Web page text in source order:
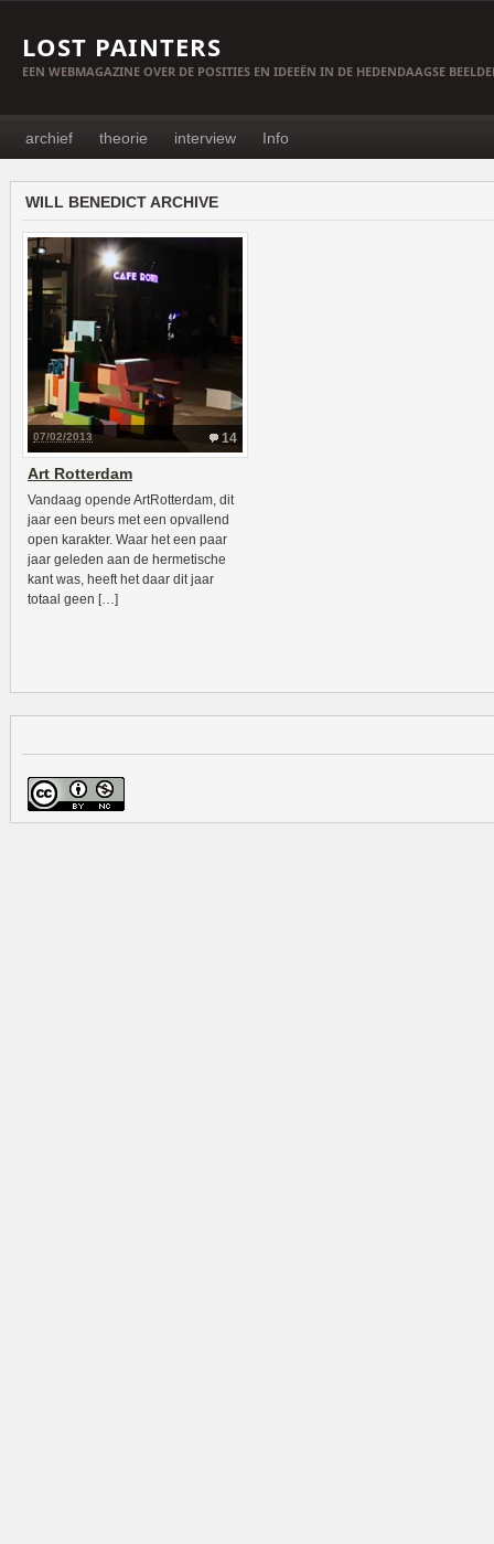
LOST PAINTERS
EEN WEBMAGAZINE OVER DE POSITIES EN IDEEËN IN DE HEDENDAAGSE
archief theorie interview Info
WILL BENEDICT ARCHIVE
14
07/02/2013
Art Rotterdam
Vandaag opende ArtRotterdam, dit
jaar een beurs met een opvallend
open karakter. Waar het een paar
jaar geleden aan de hermetische
kant was, heeft het daar dit jaar
totaal geen […]